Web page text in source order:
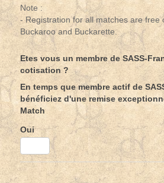
Note :
- Registration for all matches are free
Buckaroo and Buckarette.
Etes vous un membre de SASS-
cotisation ?
En temps que membre actif de
bénéficiez d'une remise
Match
Oui